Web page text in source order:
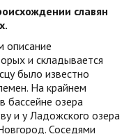
славян
описание
и складывается
было известно
На крайнем
бассейне озера
и у Ладожского озера
Соседями